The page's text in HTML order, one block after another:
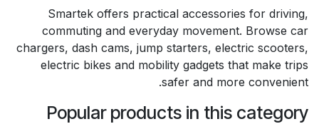
Smartek offers practical accessories for driving,
commuting and everyday movement. Browse car
chargers, dash cams, jump starters, electric scooters,
electric bikes and mobility gadgets that make trips
safer and more convenient.
Popular products in this category